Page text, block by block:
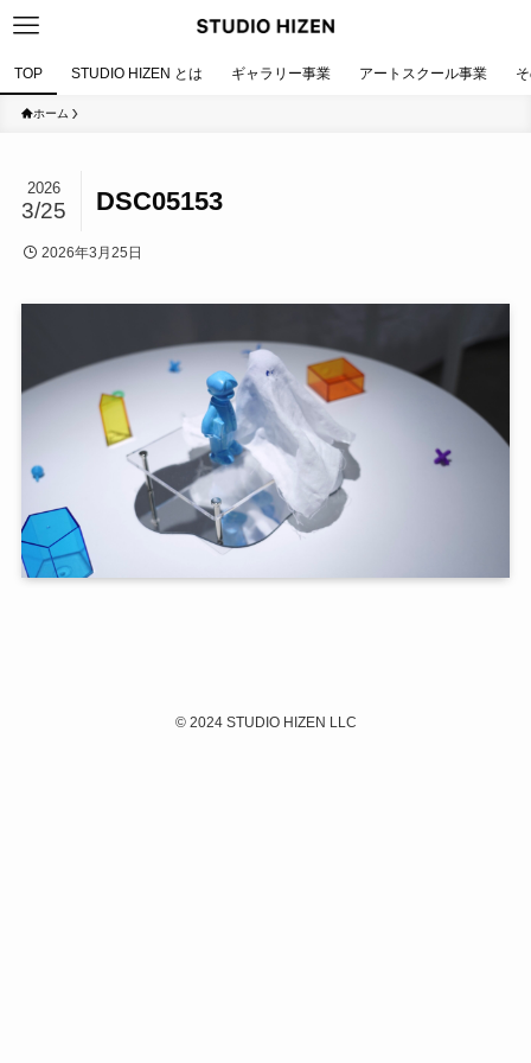
TOP STUDIO HIZEN とは ギャラリー事業 アートスクール事業
ホーム
DSC05153
2026
3/25
2026年3月25日
©2024 STUDIO HIZEN LLC